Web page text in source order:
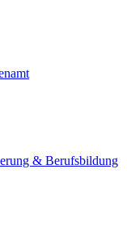
& Berufsbildung